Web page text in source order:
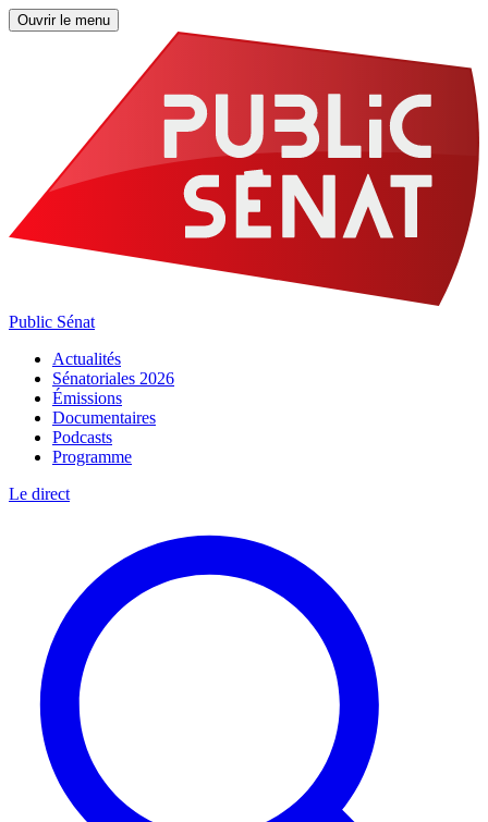
Ouvrir le menu
Public Sénat
Actualités
Sénatoriales 2026
Émissions
Documentaires
Podcasts
Programme
Le direct